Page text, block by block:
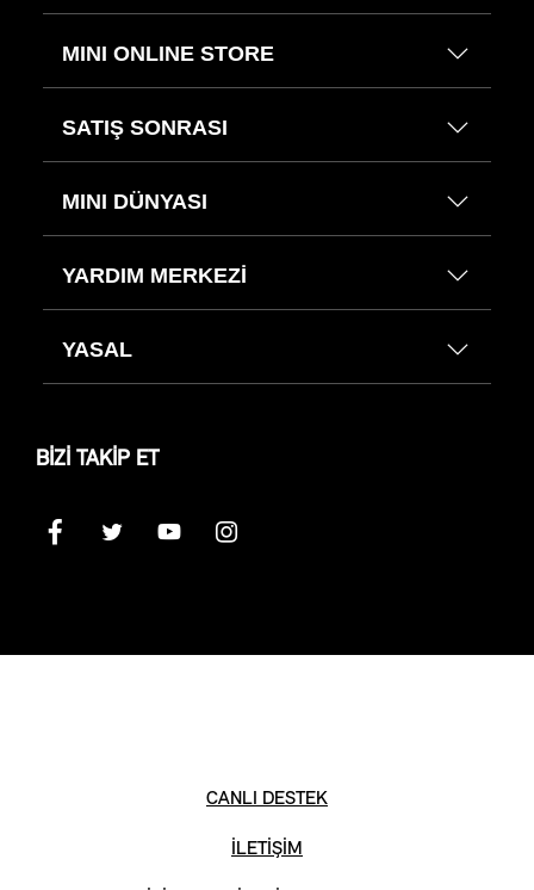
MINI ONLINE STORE
SATIŞ SONRASI
MINI DÜNYASI
YARDIM MERKEZİ
YASAL
BİZİ TAKİP ET
CANLI DESTEK
İLETİŞİM